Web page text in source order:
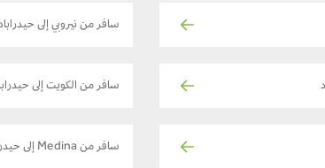
سافر من نيروبي إلى
سافر من الكويت إلى
سافر من Medina إلى حيدراباد